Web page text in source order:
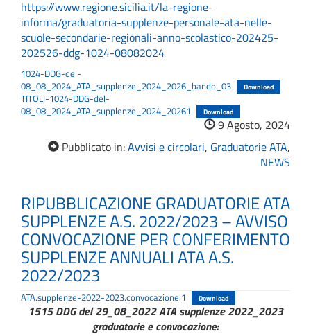
https://www.regione.sicilia.it/la-regione-
informa/graduatoria-supplenze-personale-ata-nelle-
scuole-secondarie-regionali-anno-scolastico-202425-
202526-ddg-1024-08082024
1024-DDG-del-
08_08_2024_ATA_supplenze_2024_2026_bando_03
Download
TITOLI-1024-DDG-del-
08_08_2024_ATA_supplenze_2024_20261
Download
9 Agosto, 2024
Pubblicato in:Avvisi e circolari, Graduatorie ATA,
NEWS
RIPUBBLICAZIONE GRADUATORIE ATA
SUPPLENZE A.S. 2022/2023 – AVVISO
CONVOCAZIONE PER CONFERIMENTO
SUPPLENZE ANNUALI ATA A.S.
2022/2023
ATA.supplenze-2022-2023.convocazione.1 Download
1515 DDG del 29_08_2022 ATA supplenze 2022_2023
graduatorie e convocazione: